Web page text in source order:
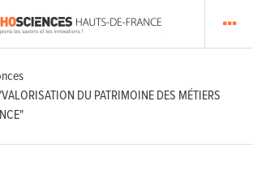
DU PATRIMOINE DES MÉTIERS